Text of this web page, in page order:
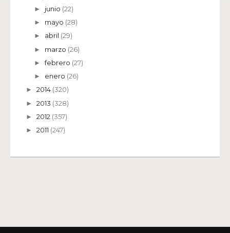
► junio (22)
► mayo (28)
► abril (29)
► marzo (26)
►febrero (27)
► enero (26)
► 2014 (320)
► 2013 (328)
► 2012 (357)
► 2011 (247)